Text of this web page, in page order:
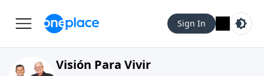
Sign In
Visión Para Vivir